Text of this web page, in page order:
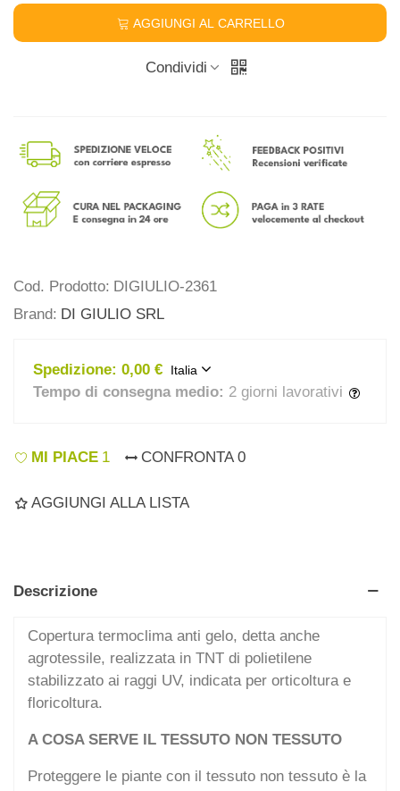
AGGIUNGI AL CARRELLO
Condividi
Cod. Prodotto: DIGIULIO-2361
Brand: DI GIULIO SRL
Spedizione: 0,00 € Italia
Tempo di consegna medio: 2 giorni lavorativi
MI PIACE 1 CONFRONTA 0
AGGIUNGI ALLA LISTA
Descrizione
Copertura termoclima anti gelo, detta anche
agrotessile, realizzata in TNT di polietilene
stabilizzato ai raggi UV, indicata per orticoltura e
floricoltura.
A COSA SERVE IL TESSUTO NON TESSUTO
Proteggere le piante con il tessuto non tessuto è la